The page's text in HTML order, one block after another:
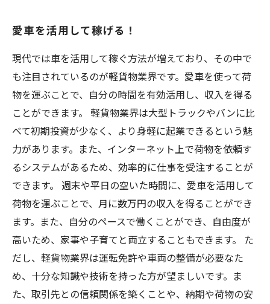
愛車を活用して稼げる！
現代では車を活用して稼ぐ方法が増えており、その中で
も注目されているのが軽貨物業界です。愛車を使って荷
物を運ぶことで、自分の時間を有効活用し、収入を得る
ことができます。 軽貨物業界は大型トラックやバンに比
べて初期投資が少なく、より身軽に起業できるという魅
力があります。また、インターネット上で荷物を依頼す
るシステムがあるため、効率的に仕事を受注することが
できます。 週末や平日の空いた時間に、愛車を活用して
荷物を運ぶことで、月に数万円の収入を得ることができ
ます。また、自分のペースで働くことができ、自由度が
高いため、家事や子育てと両立することもできます。 た
だし、軽貨物業界は運転免許や車両の整備が必要なた
め、十分な知識や技術を持った方が望ましいです。ま
た、取引先との信頼関係を築くことや、納期や荷物の安